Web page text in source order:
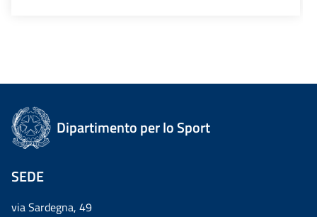
Dipartimento per lo Sport
SEDE
via Sardegna, 49